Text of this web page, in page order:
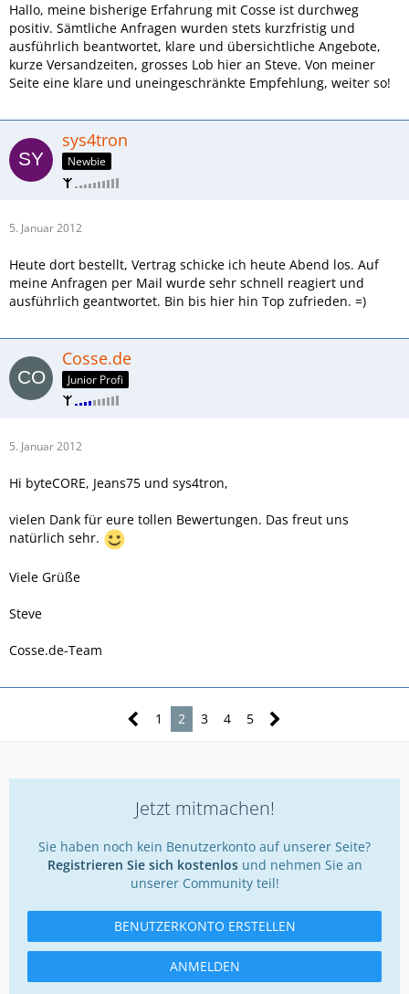
Hallo, meine bisherige Erfahrung mit Cosse ist durchweg
positiv. Sämtliche Anfragen wurden stets kurzfristig und
ausführlich beantwortet, klare und übersichtliche Angebote,
kurze Versandzeiten, grosses Lob hier an Steve. Von meiner
Seite eine klare und uneingeschränkte Empfehlung, weiter so!
sys4tron
Newbie
5. Januar 2012
Heute dort bestellt, Vertrag schicke ich heute Abend los. Auf
meine Anfragen per Mail wurde sehr schnell reagiert und
ausführlich geantwortet. Bin bis hier hin Top zufrieden. =)
Cosse.de
Junior Profi
5. Januar 2012
Hi byteCORE, Jeans75 und sys4tron,
vielen Dank für eure tollen Bewertungen. Das freut uns
natürlich sehr.
Viele Grüße
Steve
Cosse.de-Team
1 2 3 4 5
Jetzt mitmachen!
Sie haben noch kein Benutzerkonto auf unserer Seite?
Registrieren Sie sich kostenlosund nehmen Sie an
unserer Community teil!
BENUTZERKONTO ERSTELLEN
ANMELDEN